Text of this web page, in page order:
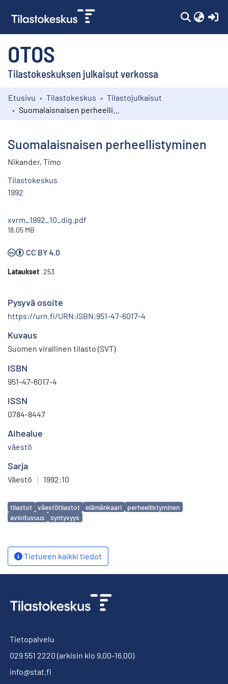
OTOS
Tilastokeskuksen julkaisut verkossa
Kokoelmat
Etusivu Tilastokeskus
Tilastojulkaisut
Suomalaisnaisen perheellistyminen
Nikander, Timo
Tilastokeskus
1992
xvrm_1992_10_dig.pdf
18.05 MB
CC BY 4.0
Lataukset 253
Pysyvä osoite
https://urn.fi/URN:ISBN:951-47-6017-4
Kuvaus
Suomen virallinen tilasto (SVT)
ISBN
951-47-6017-4
ISSN
0784-8447
Aihealue
väestö
Sarja
Väestö | 1992:10
Avainsanat
tilastot väestötilastot elämänkaari
perheellistyminen
avioituvuus
syntyvyys
Tietueen kaikki tiedot
Tietopalvelu
029 551 2220 (arkisin klo 9.00-16.00)
info@stat.fi